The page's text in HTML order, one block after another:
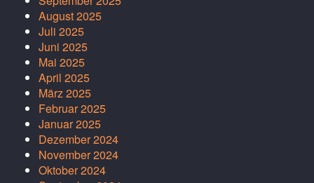
August 2025
Juli 2025
Juni 2025
Mai 2025
April 2025
März 2025
Februar 2025
Januar 2025
Dezember 2024
November 2024
Oktober 2024